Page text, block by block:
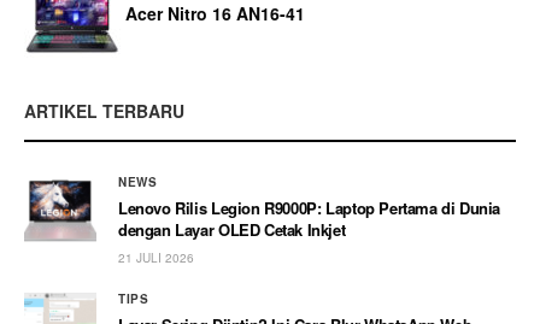
Acer Nitro 16 AN16-41
ARTIKEL TERBARU
NEWS
Lenovo Rilis Legion R9000P: Laptop Pertama di Dunia
dengan Layar OLED Cetak Inkjet
21 JULI 2026
TIPS